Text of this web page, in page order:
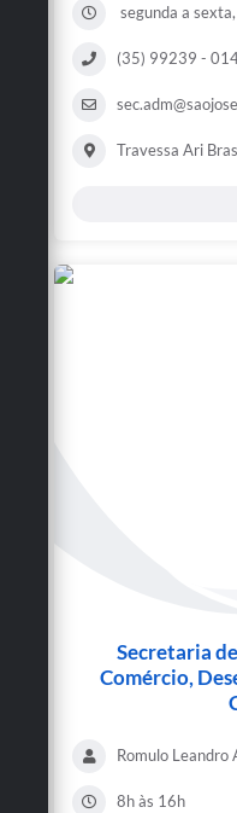
segunda a
(35) 99239 -
Travessa Ari
Secretaria
Comércio,
Romulo Leandro
8h às 16h